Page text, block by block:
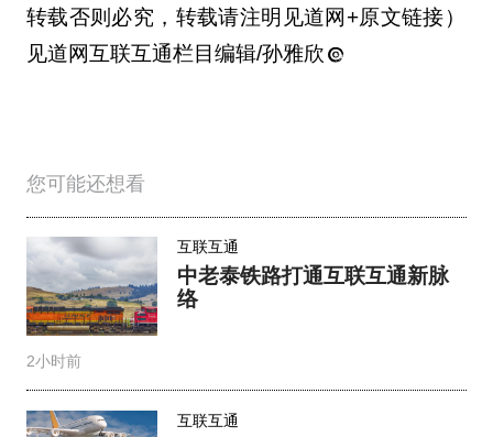
转载否则必究，转载请注明见道网+原文链接）
见道网互联互通栏目编辑/孙雅欣
您可能还想看
互联互通
中老泰铁路打通互联互通新脉
络
2小时前
互联互通